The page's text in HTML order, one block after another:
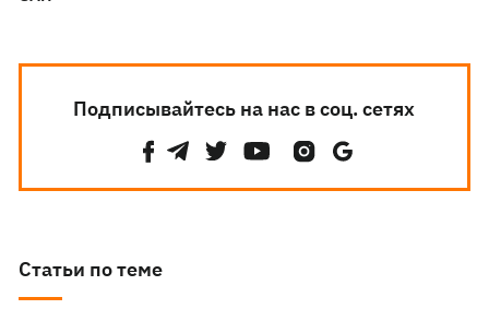
Подписывайтесь на нас в соц. сетях
Статьи по теме